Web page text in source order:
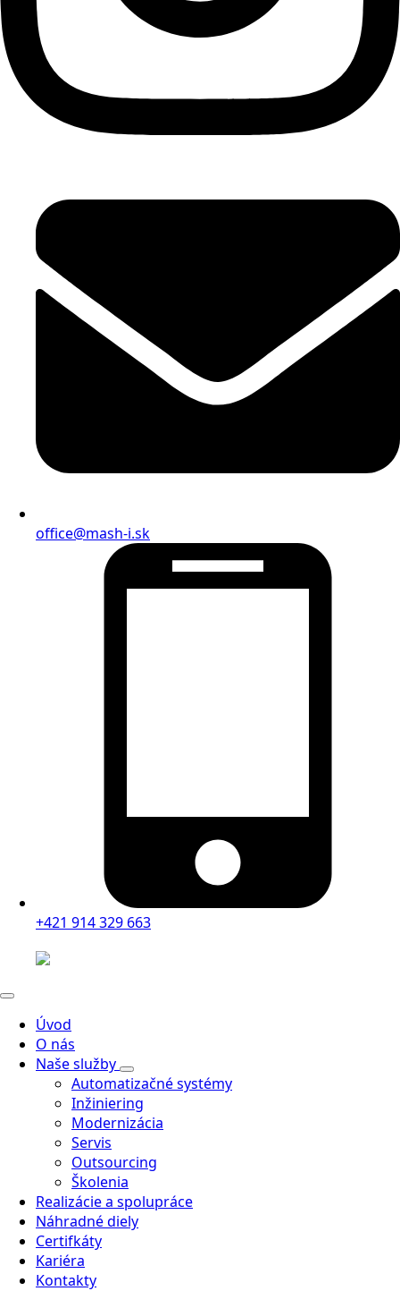
office@mash-i.sk
+421 914 329 663
Úvod
O nás
Naše služby
Automatizačné systémy
Inžiniering
Modernizácia
Servis
Outsourcing
Školenia
Realizácie a spolupráce
Náhradné diely
Certifkáty
Kariéra
Kontakty